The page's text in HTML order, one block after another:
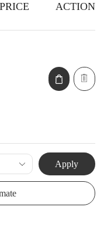
PRICE ACTION
Apply